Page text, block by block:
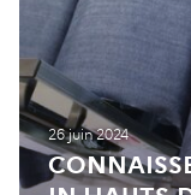
26 juin 2024